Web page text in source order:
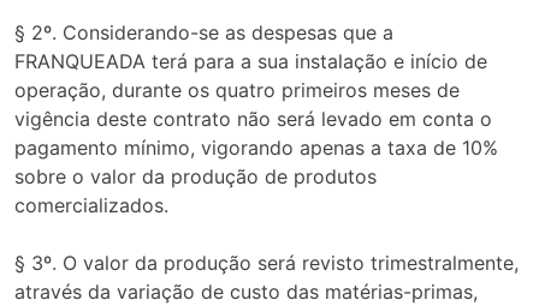
§ 2º. Considerando-se as despesas que a
FRANQUEADA terá para a sua instalação e início de
operação, durante os quatro primeiros meses de
vigência deste contrato não será levado em conta o
pagamento mínimo, vigorando apenas a taxa de 10%
sobre o valor da produção de produtos
comercializados.
§ 3º. O valor da produção será revisto trimestralmente,
através da variação de custo das matérias-primas,